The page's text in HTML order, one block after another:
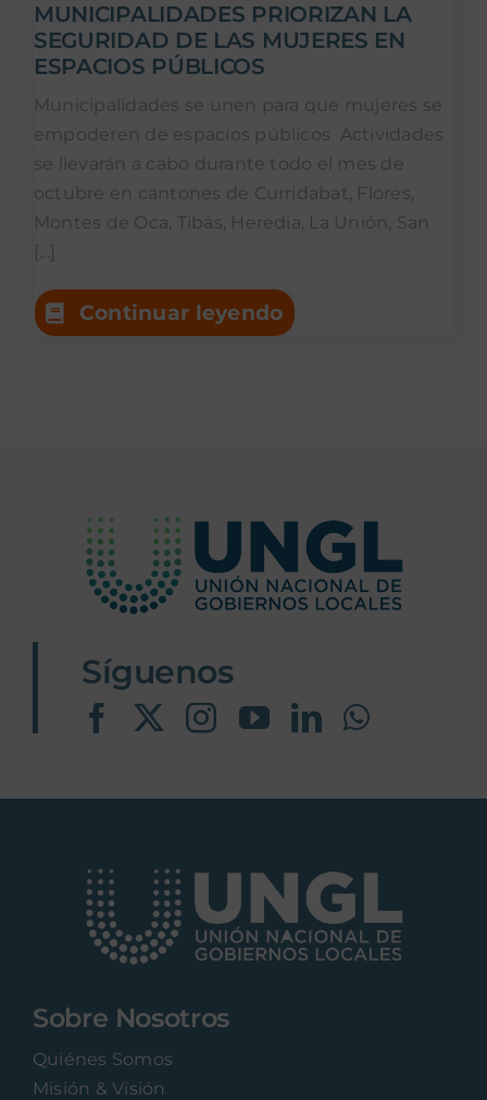
MUNICIPALIDADES PRIORIZAN LA
SEGURIDAD DE LAS MUJERES EN
ESPACIOS PÚBLICOS
Municipalidades se unen para que mujeres se
empoderen de espacios públicos Actividades
se llevarán a cabo durante todo el mes de
octubre en cantones de Curridabat, Flores,
Montes de Oca, Tibás, Heredia, La Unión, San
[...]
Continuar leyendo
Síguenos
Sobre Nosotros
Quiénes Somos
Misión & Visión